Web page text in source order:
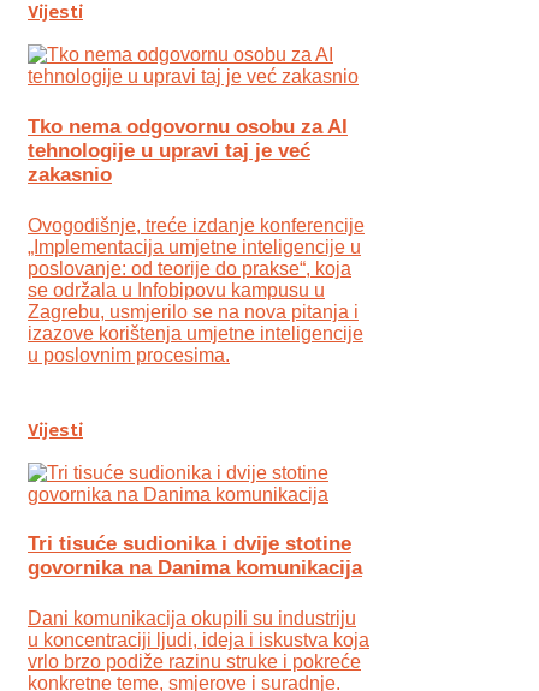
Vijesti
Tko nema odgovornu osobu za AI
tehnologije u upravi taj je već
zakasnio
Ovogodišnje, treće izdanje konferencije
„Implementacija umjetne inteligencije u
poslovanje: od teorije do prakse“, koja
se održala u Infobipovu kampusu u
Zagrebu, usmjerilo se na nova pitanja i
izazove korištenja umjetne inteligencije
u poslovnim procesima.
Vijesti
Tri tisuće sudionika i dvije stotine
govornika na Danima komunikacija
Dani komunikacija okupili su industriju
u koncentraciji ljudi, ideja i iskustva koja
vrlo brzo podiže razinu struke i pokreće
konkretne teme, smjerove i suradnje.